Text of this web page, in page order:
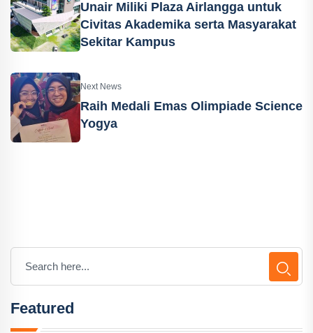
Unair Miliki Plaza Airlangga untuk
Civitas Akademika serta Masyarakat
Sekitar Kampus
Next News
Raih Medali Emas Olimpiade Science
Yogya
Featured